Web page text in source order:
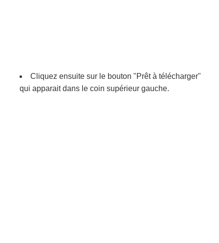
Cliquez ensuite sur le bouton "Prêt à télécharger"
qui apparait dans le coin supérieur gauche.